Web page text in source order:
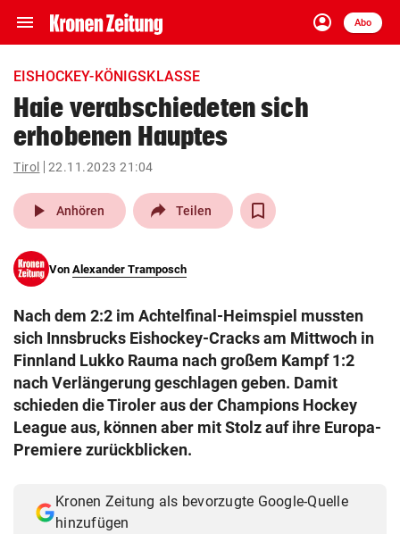
menu Navigation
ein-/ausklappen
account_circle
Anmelden
Abo
close Schließen
account_circle Anmelden
pin_drop
Wien arrow_right
search
eingeben
Muthgasse 2, 1190 Wien
EISHOCKEY-KÖNIGSKLASSE
Haie verabschiedeten sich
erhobenen Hauptes
Tirol 22.11.2023 21:04
play_arrow Anhören Teilen
Von Alexander Tramposch
Nach dem 2:2 im Achtelfinal-Heimspiel mussten
sich Innsbrucks Eishockey-Cracks am Mittwoch in
Finnland Lukko Rauma nach großem Kampf 1:2
nach Verlängerung geschlagen geben. Damit
schieden die Tiroler aus der Champions Hockey
League aus, können aber mit Stolz auf ihre Europa-
Premiere zurückblicken.
Kronen Zeitung als bevorzugte Google-Quelle
hinzufügen